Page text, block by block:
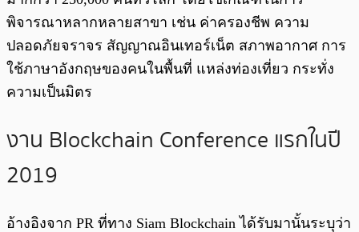
พิจารณาหลากหลายสาขา เช่น ค่าครองชีพ ความ
ปลอดภัยจราจร สัญญาณอินเทอร์เน็ต สภาพอากาศ การ
ใช้ภาษาอังกฤษของคนในพื้นที่ แหล่งท่องเที่ยว กระทั่ง
ความเป็นมิตร
งาน Blockchain Conference แรกในปี
2019
อ้างอิงจาก PR ที่ทาง Siam Blockchain ได้รับมานั้นระบุว่า